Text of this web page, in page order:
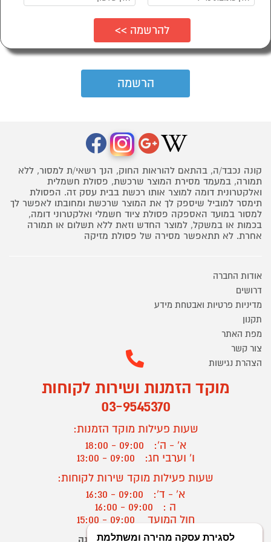
קונה נכבד/ה, בהתאם להוראות החוק, הנך רשאי/ת למסור, ללא
תמורה, במעמד מסירת המוצר שרכשת, פסולת חשמלית
ואלקטרונית דומה למוצר אותו רכשת בבית עסק זה. הפסולת
תימסר למוביל שיספק לך את המוצר שרכשת ומחובתו לאפשר לך
למסור במועד האספקה פסולת ציוד חשמלי ואלקטרוני דומה,
בכמות או במשקל, למוצר החדש וזאת ללא תשלום או תמורה
אחרת. לא תתאפשר מסירה של פסולת מזיקה
אודות החברה
דרושים
מדיניות פרטיות ואבטחת מידע
תקנון
מפת האתר
צור קשר
הצהרת נגישות
מוקד הזמנות ושירות לקוחות
03-9545370
שעות פעילות מוקד הזמנות:
א' - ה':
09:00 - 18:00
ו' וערבי חג:
09:00 - 13:00
שעות פעילות מוקד שירות לקוחות:
א' - ד':
09:00 - 16:30
ה :
09:00 - 16:00
חול המועד
? יצירת קשר/ביטול הזמנה